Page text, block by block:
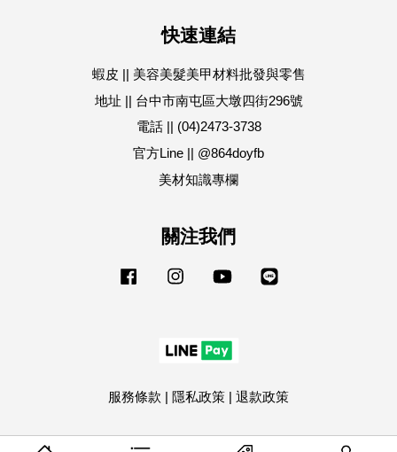
快速連結
蝦皮 || 美容美髮美甲材料批發與零售
地址 || 台中市南屯區大墩四街296號
電話 || (04)2473-3738
官方Line || @864doyfb
美材知識專欄
關注我們
Facebook Instagram YouTube
服務條款 | 隱私政策 | 退款政策